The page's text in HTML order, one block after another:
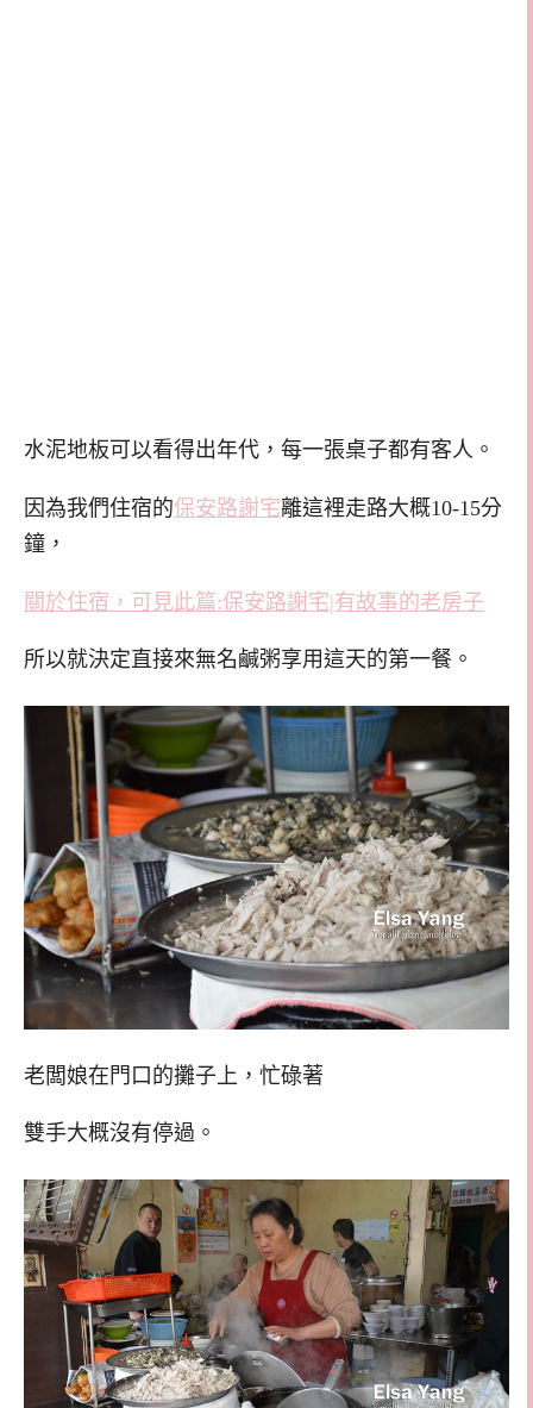
水泥地板可以看得出年代，每一張桌子都有客人。
因為我們住宿的保安路謝宅離這裡走路大概10-15分
鐘，
關於住宿，可見此篇:保安路謝宅|有故事的老房子
所以就決定直接來無名鹹粥享用這天的第一餐。
老闆娘在門口的攤子上，忙碌著
雙手大概沒有停過。